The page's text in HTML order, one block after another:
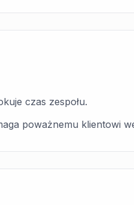
czas zespołu.
poważnemu klientowi